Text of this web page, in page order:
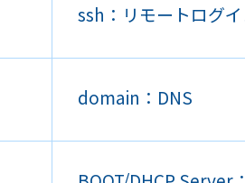
ssh：リモートログ
domain：DNS